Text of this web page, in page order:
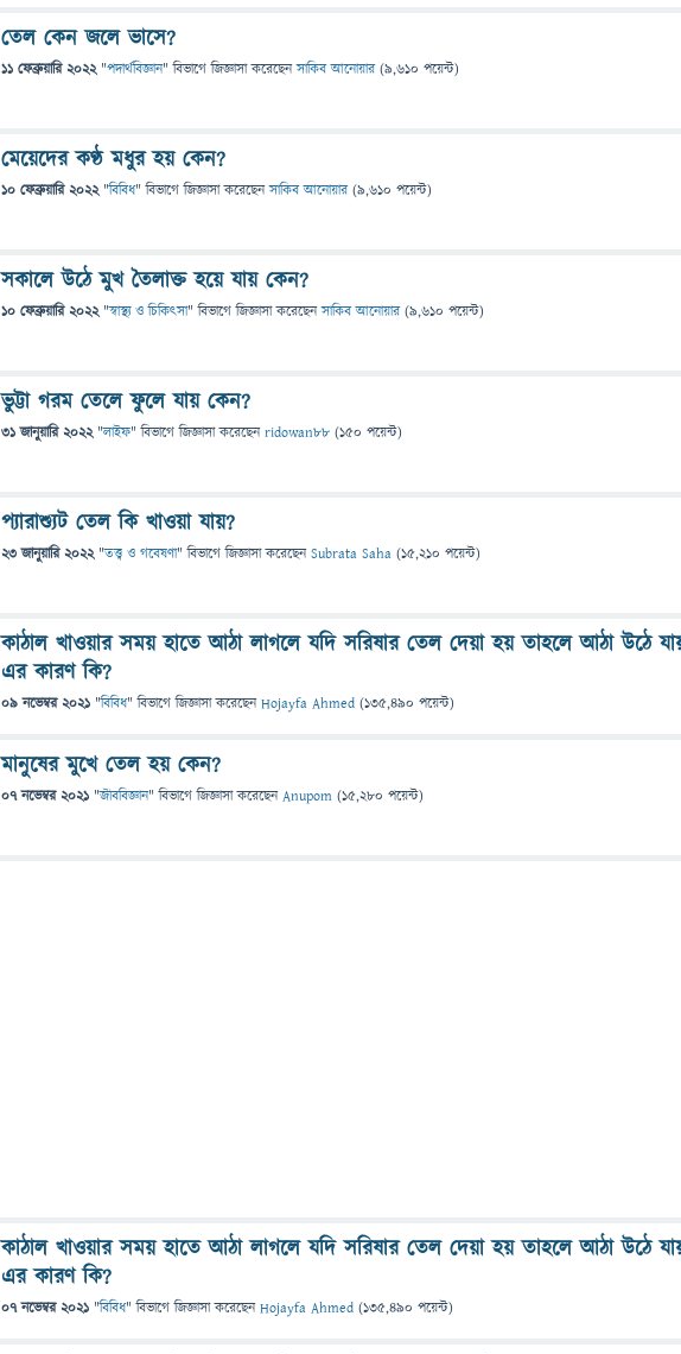
তেল কেন জলে ভাসে?
11 ফেব্রুয়ারি 2022 "পদার্থবিজ্ঞান" বিভাগে জিজ্ঞাসাকরেছেনসাকিব আনোয়ার (9,610 পয়েন্ট)
মেয়েদের কণ্ঠ মধুর হয় কেন?
10 ফেব্রুয়ারি 2022 "বিবিধ" বিভাগে জিজ্ঞাসাকরেছেনসাকিব আনোয়ার (9,610 পয়েন্ট)
সকালে উঠে মুখ তৈলাক্ত হয়ে যায় কেন?
10 ফেব্রুয়ারি 2022 "স্বাস্থ্য ও চিকিৎসা" বিভাগে জিজ্ঞাসাকরেছেনসাকিব আনোয়ার (9,610 পয়েন্ট)
ভুট্টা গরম তেলে ফুলে যায় কেন?
31 জানুয়ারি 2022 "লাইফ" বিভাগে জিজ্ঞাসাকরেছেনridowan88 (150 পয়েন্ট)
প্যারাশ্যুট তেল কি খাওয়া যায়?
23 জানুয়ারি 2022 "তত্ত্ব ও গবেষণা" বিভাগে জিজ্ঞাসাকরেছেনSubrata Saha (15,210 পয়েন্ট)
কাঠাল খাওয়ার সময় হাতে আঠা লাগলে যদি সরিষার তেল দেয়া হয় তাহলে আঠা উঠে
এর কারণ কি?
09 নভেম্বর 2021 "বিবিধ" বিভাগে জিজ্ঞাসাকরেছেনHojayfa Ahmed (135,490 পয়েন্ট)
মানুষের মুখে তেল হয় কেন?
07 নভেম্বর 2021 "জীববিজ্ঞান" বিভাগে জিজ্ঞাসাকরেছেনAnupom (15,280 পয়েন্ট)
কাঠাল খাওয়ার সময় হাতে আঠা লাগলে যদি সরিষার তেল দেয়া হয় তাহলে আঠা উঠে
এর কারণ কি?
07 নভেম্বর 2021 "বিবিধ" বিভাগে জিজ্ঞাসাকরেছেনHojayfa Ahmed (135,490 পয়েন্ট)